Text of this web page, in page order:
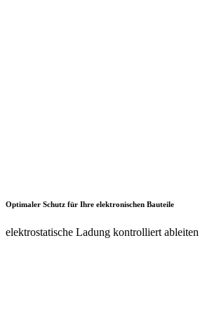
Kostenreduktion
keine Schäden und latente Fehler auf den PCBs